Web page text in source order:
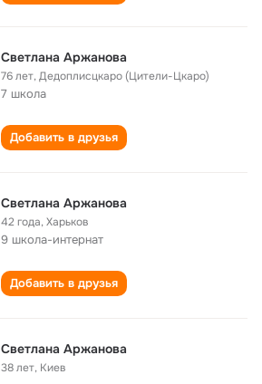
Светлана Аржанова
76 лет,Дедоплисцкаро (Цители-Цкаро)
7 школа
Добавить в друзья
Светлана Аржанова
42 года,Харьков
9 школа-интернат
Добавить в друзья
Светлана Аржанова
38 лет, Киев